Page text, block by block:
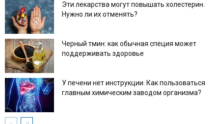
Эти лекарства могут повышать холестерин.
Нужно ли их отменять?
Черный тмин: как обычная специя может
поддерживать здоровье
У печени нет инструкции. Как пользоваться
главным химическим заводом организма?